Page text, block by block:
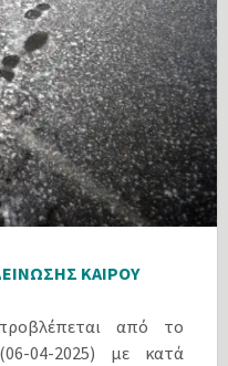
ΚΑΙΡΟΥ
από το
04-2025) με κατά